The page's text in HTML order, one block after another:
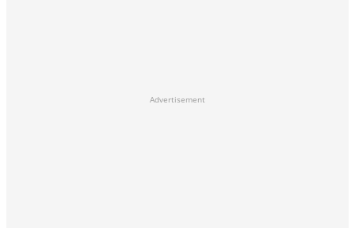
Advertisement